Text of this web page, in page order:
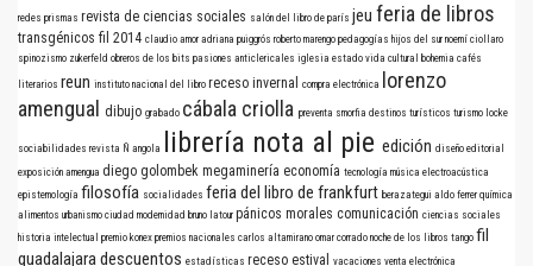
redes prismas revista de ciencias sociales salón del libro de parís jeu feria de libros
transgénicos fil 2014 claudio amor adriana puiggrós roberto marengo pedagogías hijos del sur noemí ciollaro
spinozismo zukerfeld obreros de los bits pasiones anticlericales iglesia estado vida cultural bohemia cafés
literarios reun instituto nacional del libro receso invernal compra electrónica
lorenzo
amengual
dibujo grabado cábala criolla preventa smorfia destinos turísticos turismo locke
sociabilidades revista Ñ angola librería nota al pie edición diseño editorial
exposición amengua diego golombek megaminería economía tecnología música electroacústica
epistemología filosofía socialidades feria del libro de frankfurt berazategui aldo ferrer química
alimentos urbanismo ciudad modernidad bruno latour pánicos morales comunicación ciencias sociales
historia intelectual premio konex premios nacionales carlos altamirano omar corrado noche de los libros tango fil
guadalajaradescuentos estadísticas receso estival vacaciones venta electrónica